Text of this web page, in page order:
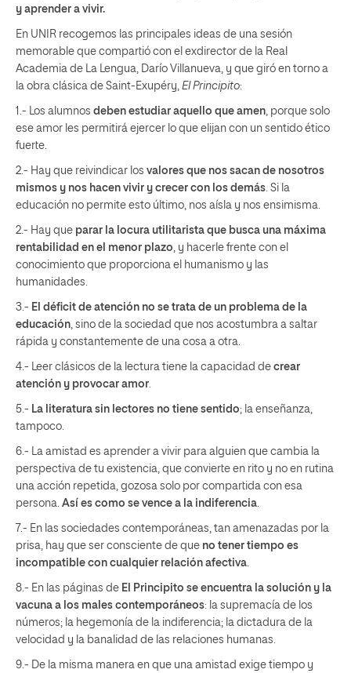
y aprender a vivir.
En UNIR recogemos las principales ideas de una sesión
memorable que compartió con el exdirector de la Real
Academia de La Lengua, Darío Villanueva, y que giró en torno a
la obra clásica de Saint-Exupéry, El Principito:
1.- Los alumnos deben estudiar aquello que amen , porque solo
ese amor les permitirá ejercer lo que elijan con un sentido ético
fuerte.
2.- Hay que reivindicar los valores que nos sacan de nosotros
mismos y nos hacen vivir y crecer con los demás . Si la
educación no permite esto último, nos aísla y nos ensimisma.
2.- Hay que parar la locura utilitarista que busca una máxima
rentabilidad en el menor plazo , y hacerle frente con el
conocimiento que proporciona el humanismo y las
humanidades.
3.- El déficit de atención no se trata de un problema de la
educación , sino de la sociedad que nos acostumbra a saltar
rápida y constantemente de una cosa a otra.
4.- Leer clásicos de la lectura tiene la capacidad de crear
atención y provocar amor
5.- La literatura sin lectores no tiene sentido; la enseñanza,
tampoco.
6.- La amistad es aprender a vivir para alguien que cambia la
perspectiva de tu existencia, que convierte en rito y no en rutina
una acción repetida, gozosa solo por compartida con esa
persona. Así es como se vence a la indiferencia
7.- En las sociedades contemporáneas, tan amenazadas por la
prisa, hay que ser consciente de que no tener tiempo es
incompatible con cualquier relación afectiva
8.- En las páginas de El Principito se encuentra la solución y la
vacuna a los males contemporáneos: la supremacía de los
números; la hegemonía de la indiferencia; la dictadura de la
velocidad y la banalidad de las relaciones humanas.
9.- De la misma manera en que una amistad exige tiempo y